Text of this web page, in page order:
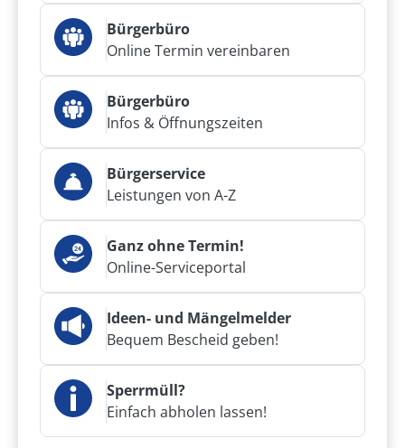
Bürgerbüro
Online Termin vereinbaren
Bürgerbüro
Infos & Öffnungszeiten
Bürgerservice
Leistungen von A-Z
Ganz ohne Termin!
Online-Serviceportal
Ideen- und Mängelmelder
Bequem Bescheid geben!
Sperrmüll?
Einfach abholen lassen!